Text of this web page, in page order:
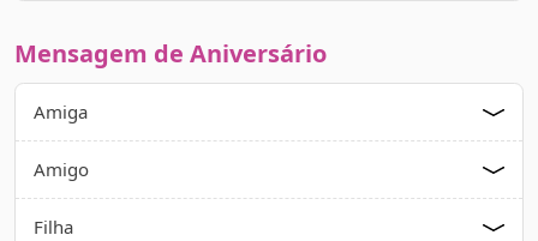
Mensagem de Aniversário
Amiga
Amigo
Filha